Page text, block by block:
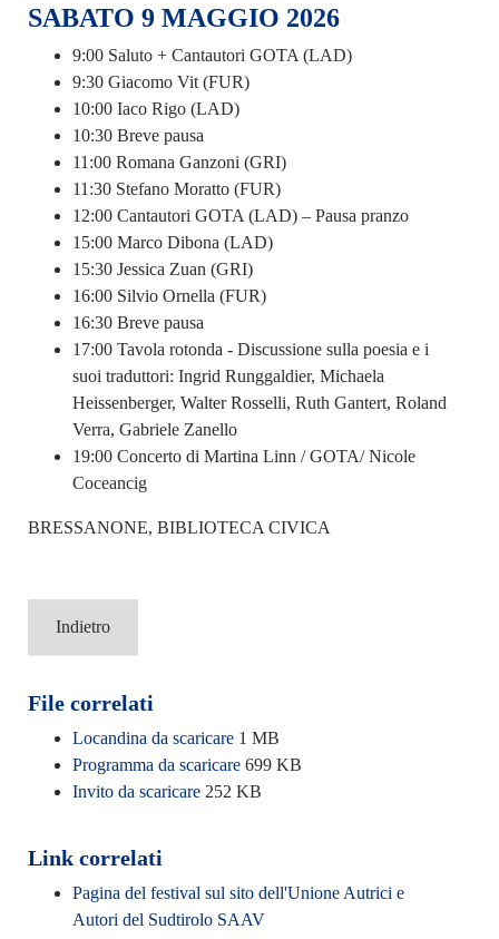
SABATO 9 MAGGIO 2026
9:00 Saluto + Cantautori GOTA (LAD)
9:30 Giacomo Vit (FUR)
10:00 Iaco Rigo (LAD)
10:30 Breve pausa
11:00 Romana Ganzoni (GRI)
11:30 Stefano Moratto (FUR)
12:00 Cantautori GOTA (LAD) – Pausa pranzo
15:00 Marco Dibona (LAD)
15:30 Jessica Zuan (GRI)
16:00 Silvio Ornella (FUR)
16:30 Breve pausa
17:00 Tavola rotonda - Discussione sulla poesia e i
suoi traduttori: Ingrid Runggaldier, Michaela
Heissenberger, Walter Rosselli, Ruth Gantert, Roland
Verra, Gabriele Zanello
19:00 Concerto di Martina Linn / GOTA/ Nicole
Coceancig
BRESSANONE, BIBLIOTECA CIVICA
Indietro
File correlati
Locandina da scaricare 1 MB
Programma da scaricare 699 KB
Invito da scaricare 252 KB
Link correlati
Pagina del festival sul sito dell'Unione Autrici e
Autori del Sudtirolo SAAV